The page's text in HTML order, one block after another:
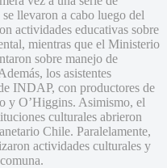
se llevaron a cabo luego del
actividades educativas sobre
mientras que el Ministerio
sobre manejo de
los asistentes
INDAP, con productores de
y O’Higgins. Asimismo, el
culturales abrieron
Chile. Paralelamente,
actividades culturales y